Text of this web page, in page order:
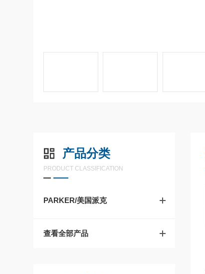
产品分类
PRODUCT CLASSIFICATION
PARKER/美国派克
查看全部产品